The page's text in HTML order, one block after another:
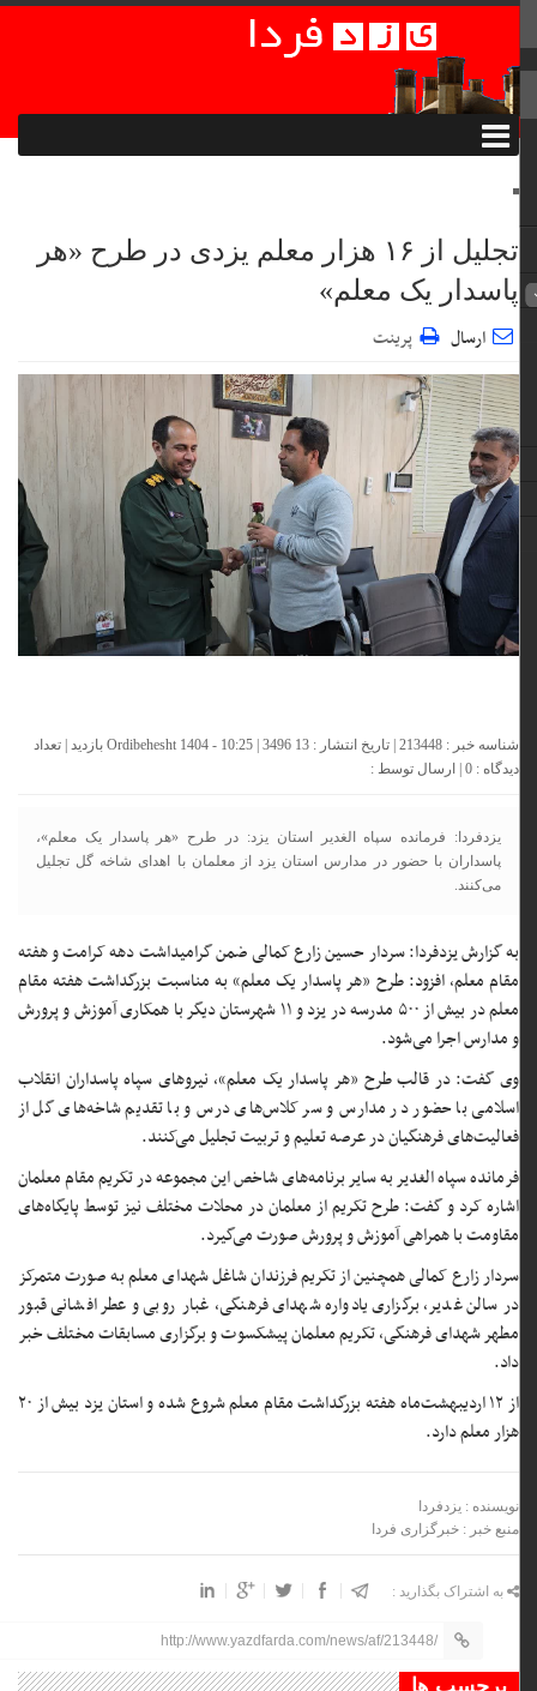
تجلیل از ۱۶ هزار معلم یزدی در طرح «هر
پاسدار یک معلم»
ارسال پرینت
شناسه خبر : 213448 | تاریخ انتشار : 13 Ordibehesht 1404 - 10:25 | 3496 بازدید | تعداد
دیدگاه :0 | ارسال توسط :
یزدفردا: فرمانده سپاه الغدیر استان یزد: در طرح «هر پاسدار یک معلم»،
پاسداران با حضور در مدارس استان یزد از معلمان با اهدای شاخه گل تجلیل
می‌کنند.
به گزارش یزدفردا: سردار حسین زارع کمالی ضمن گرامیداشت دهه کرامت و هفته
مقام معلم، افزود: طرح «هر پاسدار یک معلم» به مناسبت بزرگداشت هفته مقام
معلم در بیش از ۵۰۰ مدرسه در یزد و ۱۱ شهرستان دیگر با همکاری آموزش و پرورش
و مدارس اجرا می‌شود.
وی گفت: در قالب طرح «هر پاسدار یک معلم»، نیرو‌های سپاه پاسداران انقلاب
اسلامی با حضور در مدارس و سر کلاس‌های درس و با تقدیم شاخه‌های گل از
فعالیت‌های فرهنگیان در عرصه تعلیم و تربیت تجلیل می‌کنند.
فرمانده سپاه الغدیر به سایر برنامه‌های شاخص این مجموعه در تکریم مقام معلمان
اشاره کرد و گفت: طرح تکریم از معلمان در محلات مختلف نیز توسط پایگاه‌های
مقاومت با همراهی آموزش و پرورش صورت می‌گیرد.
سردار زارع کمالی همچنین از تکریم فرزندان شاغل شهدای معلم به صورت متمرکز
در سالن غدیر، برگزاری یادواره شهدای فرهنگی، غبار روبی و عطر افشانی قبور
مطهر شهدای فرهنگی، تکریم معلمان پیشکسوت و برگزاری مسابقات مختلف خبر
داد.
از ۱۲ اردیبهشت‌ماه هفته بزرگداشت مقام معلم شروع شده و استان یزد بیش از ۲۰
هزار معلم دارد.
نویسنده : یزدفردا
منبع خبر : خبرگزاری فردا
به اشتراک بگذارید :
http://www.yazdfarda.com/news/af/213448/
برچسب ها